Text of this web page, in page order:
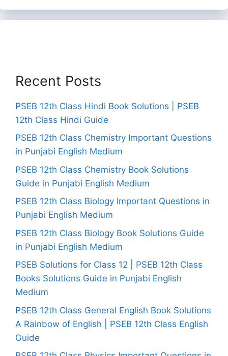
Recent Posts
PSEB 12th Class Hindi Book Solutions | PSEB
12th Class Hindi Guide
PSEB 12th Class Chemistry Important Questions
in Punjabi English Medium
PSEB 12th Class Chemistry Book Solutions
Guide in Punjabi English Medium
PSEB 12th Class Biology Important Questions in
Punjabi English Medium
PSEB 12th Class Biology Book Solutions Guide
in Punjabi English Medium
PSEB Solutions for Class 12 | PSEB 12th Class
Books Solutions Guide in Punjabi English
Medium
PSEB 12th Class General English Book Solutions
A Rainbow of English | PSEB 12th Class English
Guide